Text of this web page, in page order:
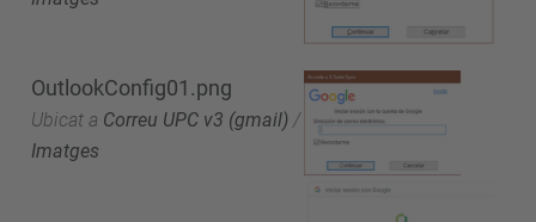
OutlookConfig01.png
Ubicat a Correu UPC v3 (gmail) /
Imatges